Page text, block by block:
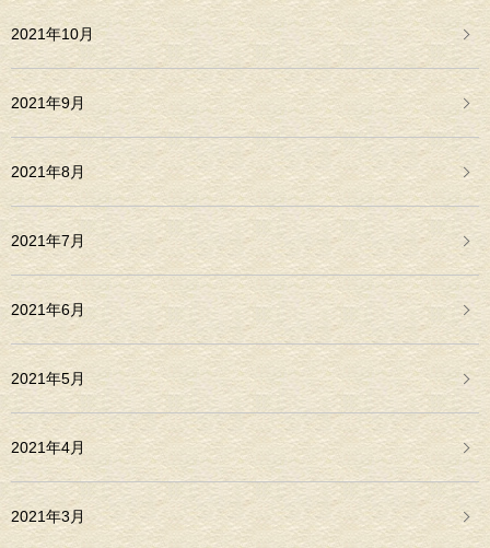
2021年10月
2021年9月
2021年8月
2021年7月
2021年6月
2021年5月
2021年4月
2021年3月